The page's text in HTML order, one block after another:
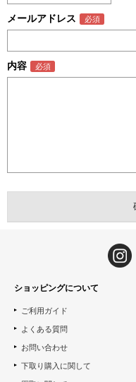
メールアドレス
内容
ショッピングについて
ご利用ガイド
よくある質問
お問い合わせ
下取り購入に関して